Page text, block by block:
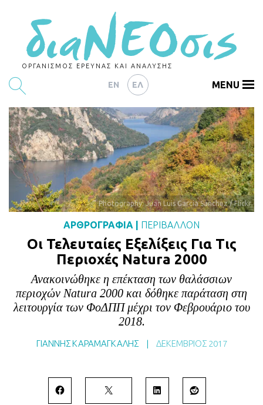
ΟΡΓΑΝΙΣΜΟΣ ΕΡΕΥΝΑΣ ΚΑΙ ΑΝΑΛΥΣΗΣ
EN ΕΛ
ΕΡΕΥΝΕΣ
ΑΡΘΡΟΓΡΑΦΙΑ
ΕΚΔΗΛΩΣΕΙΣ
DATA
ΔΕΙΚΤΕΣ
PODCASTS
BLOG
ABOUT
ΕΠΙΚΟΙΝΩΝΙΑ
MENU
Photography: Juan Luis Garcia Sanchez / Flickr
ΑΡΘΡΟΓΡΑΦΙΑ ΠΕΡΙΒΑΛΛΟΝ
Οι Τελευταίες Εξελίξεις Για Τις
Περιοχές Νatura 2000
Ανακοινώθηκε η επέκταση των θαλάσσιων
περιοχών Νatura 2000 και δόθηκε παράταση στη
λειτουργία των ΦοΔΠΠ μέχρι τον Φεβρουάριο του
2018.
ΓΙΑΝΝΗΣ ΚΑΡΑΜΑΓΚΑΛΗΣ | ΔΕΚΈΜΒΡΙΟΣ 2017